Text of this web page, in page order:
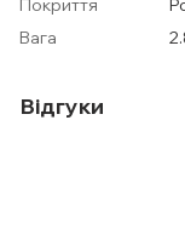
Покриття
Вага
Відгуки